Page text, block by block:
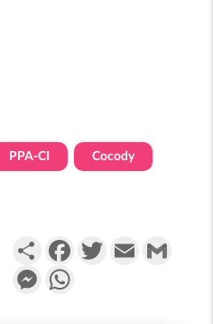
PPA-CI Cocody
PartagerFacebookTwitterEmail
Messenger